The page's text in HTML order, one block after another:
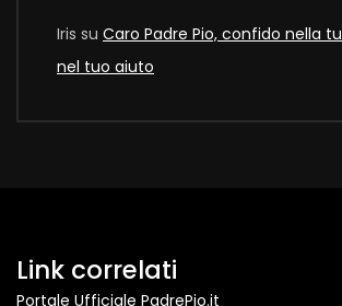
Iris su Caro Padre Pio, confido nella
nel tuo aiuto
Link correlati
Portale Ufficiale PadrePio.it